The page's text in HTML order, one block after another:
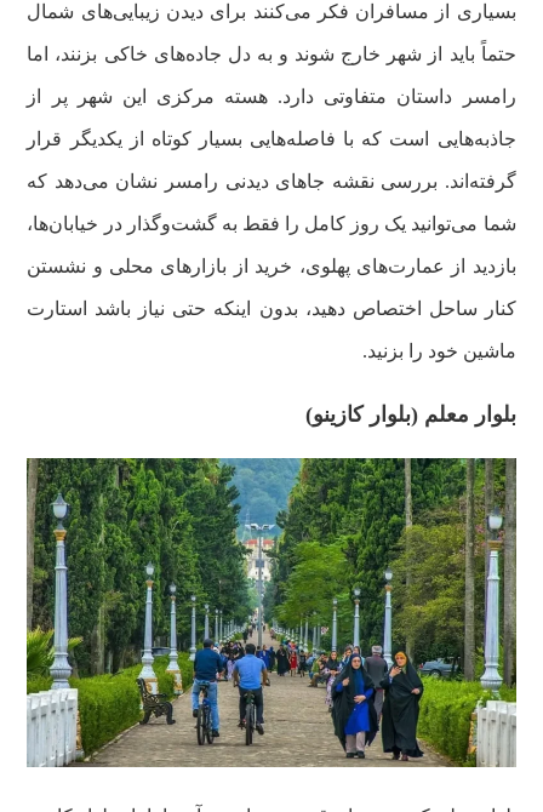
بسیاری از مسافران فکر می‌کنند برای دیدن زیبایی‌های شمال
حتماً باید از شهر خارج شوند و به دل جاده‌های خاکی بزنند، اما
رامسر داستان متفاوتی دارد. هسته مرکزی این شهر پر از
جاذبه‌هایی است که با فاصله‌هایی بسیار کوتاه از یکدیگر قرار
گرفته‌اند. بررسی نقشه جاهای دیدنی رامسر نشان می‌دهد که
شما می‌توانید یک روز کامل را فقط به گشت‌وگذار در خیابان‌ها،
بازدید از عمارت‌های پهلوی، خرید از بازارهای محلی و نشستن
کنار ساحل اختصاص دهید، بدون اینکه حتی نیاز باشد استارت
ماشین خود را بزنید.
بلوار معلم (بلوار کازینو)